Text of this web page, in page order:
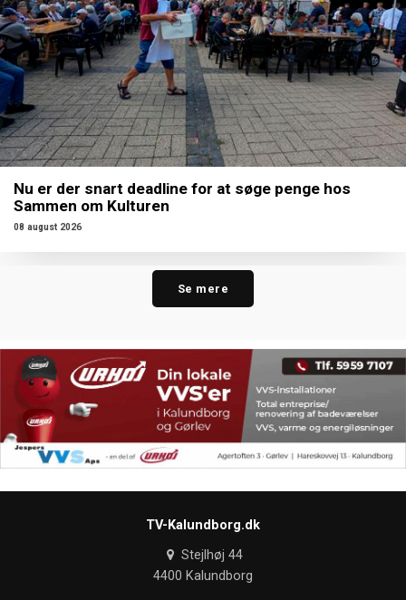
Nu er der snart deadline for at søge penge hos
Sammen om Kulturen
08 august 2026
Se mere
TV-Kalundborg.dk
Stejlhøj 44
4400 Kalundborg